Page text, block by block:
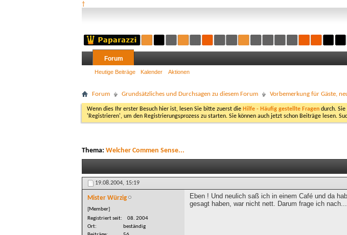
†
Forum
Heutige Beiträge Kalender Aktionen
Forum Grundsätzliches und Durchsagen zu diesem Forum Vorbemerkung für Gäste,
Wenn dies Ihr erster Besuch hier ist, lesen Sie bitte zuerst die Hilfe - Häufig gestellte Fragen durch.
'Registrieren', um den Registrierungsprozess zu starten. Sie können auch jetzt schon Beiträge lesen.
Thema: Welcher Commen Sense...
19.08.2004, 15:19
Mister Würzig
[Member]
Registriert seit
08. 2004
Ort
beständig
Eben ! Und neulich saß ich in einem Café und da
gesagt haben, war nicht nett. Darum frage ich nach...